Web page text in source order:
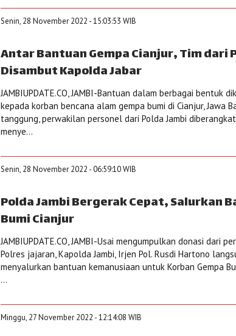
Senin, 28 November 2022 - 15:03:53 WIB
Antar Bantuan Gempa Cianjur, Tim dari
Disambut Kapolda Jabar
JAMBIUPDATE.CO, JAMBI-Bantuan dalam berbagai bentuk
kepada korban bencana alam gempa bumi di Cianjur, Jawa
tanggung, perwakilan personel dari Polda Jambi
menye...
Senin, 28 November 2022 - 06:59:10 WIB
Polda Jambi Bergerak Cepat, Salurkan
Bumi Cianjur
JAMBIUPDATE.CO, JAMBI-Usai mengumpulkan donasi dari
Polres jajaran, Kapolda Jambi, Irjen Pol. Rusdi Hartono
menyalurkan bantuan kemanusiaan untuk Korban Gempa
...
Minggu, 27 November 2022 - 12:14:08 WIB